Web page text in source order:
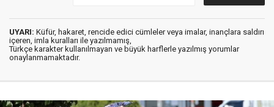
UYARI: Küfür, hakaret, rencide edici cümleler veya imalar, inançlara saldırı
içeren, imla kuralları ile yazılmamış,
Türkçe karakter kullanılmayan ve büyük harflerle yazılmış yorumlar
onaylanmamaktadır.